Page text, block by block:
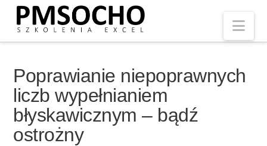
Poprawianie niepoprawnych
liczb wypełnianiem
błyskawicznym – bądź
ostrożny